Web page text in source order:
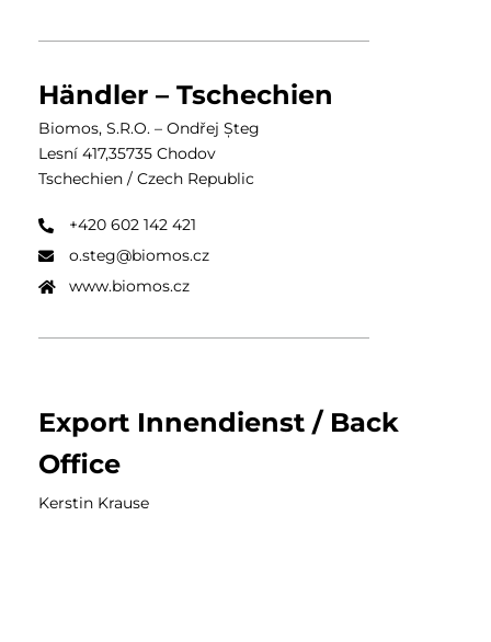
Händler – Tschechien
Biomos, S.R.O. – Ondřej Șteg
Lesní 417,35735 Chodov
Tschechien / Czech Republic
+420 602 142 421
o.steg@biomos.cz
www.biomos.cz
Export Innendienst / Back
Office
Kerstin Krause